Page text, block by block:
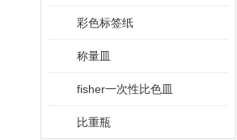
彩色标签纸
称量皿
fisher一次性比色皿
比重瓶